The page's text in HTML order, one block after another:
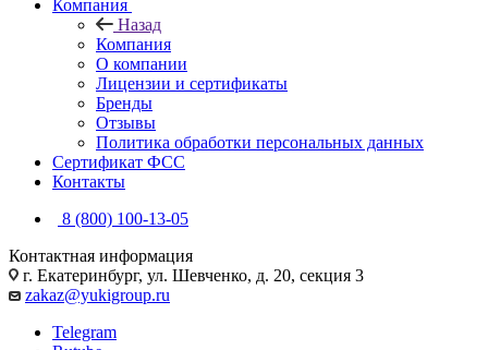
Компания
Назад
Компания
О компании
Лицензии и сертификаты
Бренды
Отзывы
Политика обработки персональных данных
Сертификат ФСС
Контакты
8 (800) 100-13-05
Контактная информация
г. Екатеринбург, ул. Шевченко, д. 20, секция 3
zakaz@yukigroup.ru
Telegram